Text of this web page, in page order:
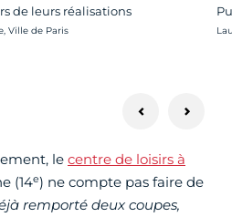
de leurs réalisations
Ville de Paris
le centre de loisirs à
(14e) ne compte pas faire de
remporté deux coupes,